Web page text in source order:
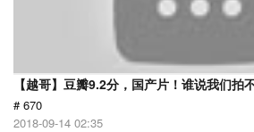
【越哥】豆瓣9.2分，国产片！谁说我们拍
# 670
2018-09-14 02:35